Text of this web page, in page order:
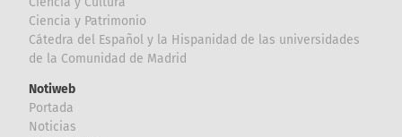
Ciencia y Patrimonio
Cátedra del Español y la Hispanidad de las universidades
de la Comunidad de Madrid
Notiweb
Portada
Noticias